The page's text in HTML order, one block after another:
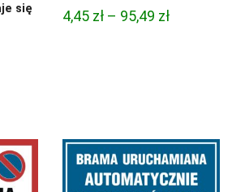
się
zł
4,45 zł – 95,49 złZakres